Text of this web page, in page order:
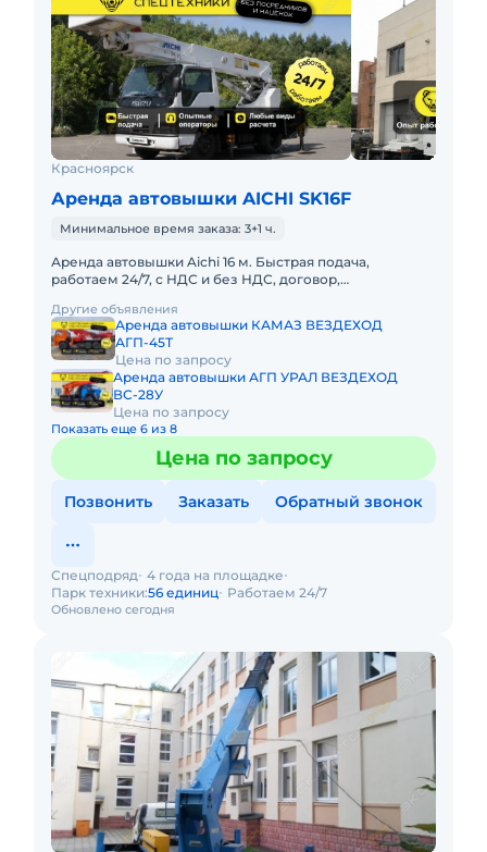
Красноярск
Аренда автовышки AICHI SK16F
Минимальное время заказа: 3+1 ч.
Аренда автовышки Aichi 16 м. Быстрая подача,
работаем 24/7, с НДС и без НДС, договор,
AICHI 16 МЕТРОВПредоставляем в ар
Другие объявления
Аренда автовышки КАМАЗ ВЕЗДЕХОД
АГП-45Т
Цена по запросу
Аренда автовышки АГП УРАЛ ВЕЗДЕХОД
ВС-28У
Цена по запросу
Показать еще 6 из 8
Цена по запросу
Позвонить Заказать Обратный звонок
Обновлено сегодня
Спецподряд 4 года на площадке
Парк техники:56 единиц Работаем 24/7